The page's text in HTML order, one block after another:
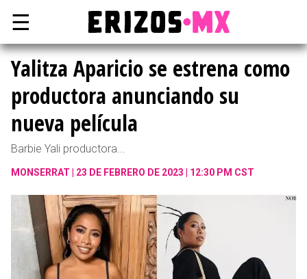
☰
Yalitza Aparicio se estrena como
productora anunciando su
nueva película
Barbie Yali productora...
MONSERRAT 23 DE FEBRERO DE 2023 | 12:30 PM CST